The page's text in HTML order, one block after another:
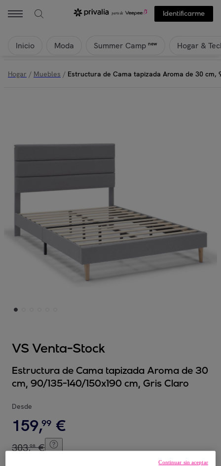
Identificarme
Inicio Moda Summer Camp new Hogar &
Hogar / Muebles / Estructura de Cama tapizada Aroma de 30
VS Venta-Stock
Estructura de Cama tapizada Aroma de 30
cm, 90/135-140/150x190 cm, Gris Claro
Desde
159,99 €
303,98 €
Continuar sin aceptar